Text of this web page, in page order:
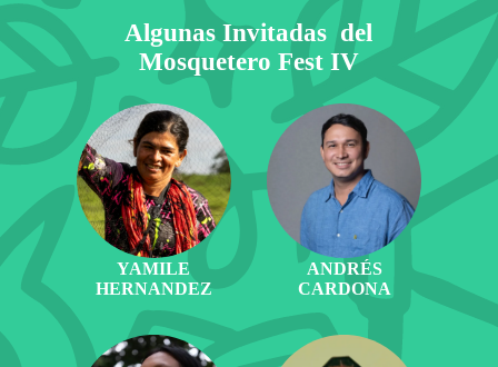
Algunas Invitadas del
Mosquetero Fest IV
YAMILE
HERNANDEZ
ANDRÉS
CARDONA